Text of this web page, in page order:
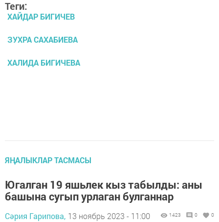
Теги:
ХАЙДАР БИГИЧЕВ
ЗУХРА САХАБИЕВА
ХАЛИДА БИГИЧЕВА
ЯҢАЛЫКЛАР ТАСМАСЫ
Югалган 19 яшьлек кыз табылды: аны
башына сугып урлаган булганнар
Сәрия Гарипова, 13 ноябрь 2023 - 11:00 1423 0 0